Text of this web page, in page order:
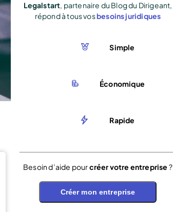
Legalstart, partenaire du Blog du Dirigeant,
répond à tous vosbesoins juridiques
Simple
Économique
Rapide
Besoin d’aide pourcréer votre entreprise ?
Créer mon entreprise